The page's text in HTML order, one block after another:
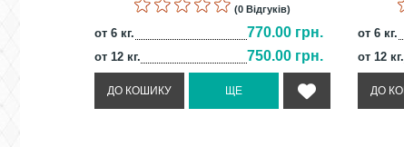
(0 Відгуків)
от 6 кг. 770.00 грн.
от 12 кг. 750.00 грн.
от 6 кг.
от 12 кг.